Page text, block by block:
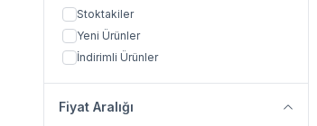
Stoktakiler
Yeni Ürünler
İndirimli Ürünler
Fiyat Aralığı